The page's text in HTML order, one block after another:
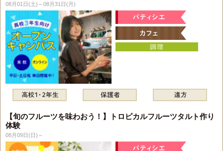
08月01日(土)～08月31日(月)
【旬のフルーツを味わおう！】トロピカルフルーツタルト作り
体験
08月09日(日)～